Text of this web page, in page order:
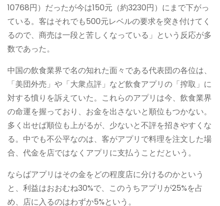
10768円）だったが今は150元（約3230円）にまで下がっ
ている。客はそれでも500元レベルの要求を突き付けてく
るので、商売は一段と苦しくなっている」という反応が多
数であった。
中国の飲食業界で名の知れた面々である代表団の各位は、
「美団外売」や「大衆点評」など飲食アプリの「搾取」に
対する憤りを訴えていた。これらのアプリは今、飲食業界
の命運を握っており、お金を出さないと順位もつかない。
多く出せば順位も上がるが、少ないと不評を招きやすくな
る。中でも不公平なのは、客がアプリで料理を注文した場
合、代金を店ではなくアプリに支払うことだという。
ならばアプリはその金をどの程度店に分けるのかという
と、利益はおおむね30%で、このうちアプリが25%を占
め、店に入るのはわずか5%という。